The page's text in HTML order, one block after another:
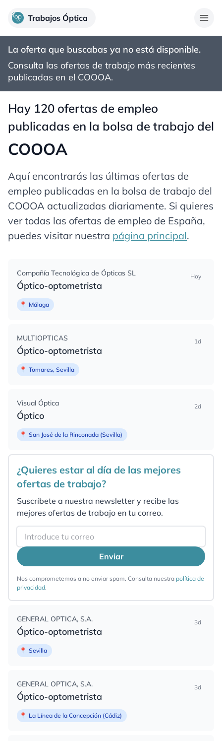
Trabajos Óptica
La oferta que buscabas ya no está disponible.
Consulta las ofertas de trabajo más recientes
publicadas en el COOOA.
Hay 120 ofertas de empleo
publicadas en la bolsa de trabajo del
COOOA
Aquí encontrarás las últimas ofertas de
empleo publicadas en la bolsa de trabajo del
COOOA actualizadas diariamente. Si quieres
ver todas las ofertas de empleo de España,
puedes visitar nuestra página principal.
Compañía Tecnológica de Ópticas SL
Óptico-optometrista
Hoy
📍 Málaga
MULTIOPTICAS
Óptico-optometrista
1d
📍 Tomares, Sevilla
Visual Óptica
Óptico
2d
📍 San José de la Rinconada (Sevilla)
¿Quieres estar al día de las mejores
ofertas de trabajo?
Suscríbete a nuestra newsletter y recibe las
mejores ofertas de trabajo en tu correo.
Email
Enviar
Nos comprometemos a no enviar spam. Consulta nuestra política de
privacidad.
GENERAL OPTICA, S.A.
Óptico-optometrista
3d
📍 Sevilla
GENERAL OPTICA, S.A.
Óptico-optometrista
3d
📍 La Línea de la Concepción (Cádiz)